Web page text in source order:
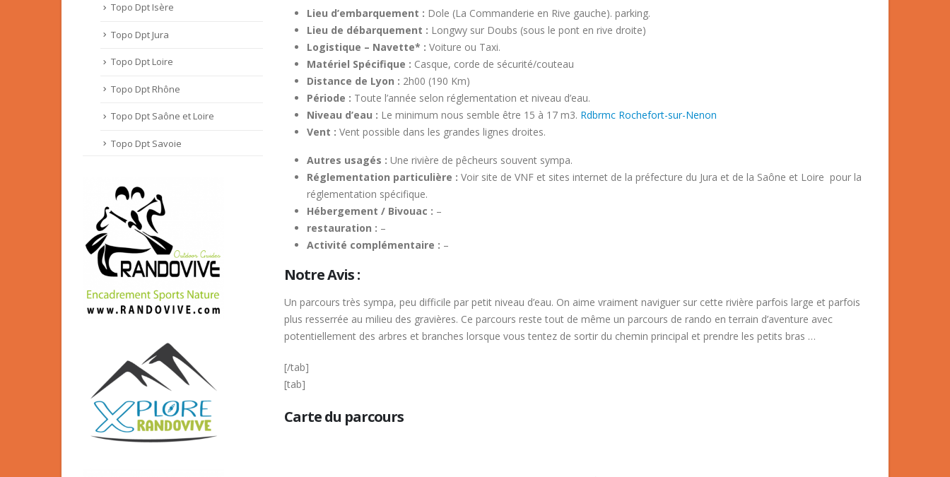
Lieu d’embarquement : Dole (La Commanderie en Rive gauche). parking.
Lieu de débarquement : Longwy sur Doubs (sous le pont en rive droite)
Logistique – Navette* : Voiture ou Taxi.
Matériel Spécifique : Casque, corde de sécurité/couteau
Distance de Lyon : 2h00 (190 Km)
Période : Toute l’année selon réglementation et niveau d’eau.
Niveau d’eau : Le minimum nous semble être 15 à 17 m3. Rdbrmc Rochefort-sur-Nenon
Vent : Vent possible dans les grandes lignes droites.
Autres usagés : Une rivière de pêcheurs souvent sympa.
Réglementation particulière : Voir site de VNF et sites internet de la préfecture du Jura et de la Saône et Loire pour la
réglementation spécifique.
Hébergement / Bivouac : –
restauration : –
Activité complémentaire : –
Notre Avis :
Un parcours très sympa, peu difficile par petit niveau d’eau. On aime vraiment naviguer sur cette rivière parfois large et parfois
plus resserrée au milieu des gravières. Ce parcours reste tout de même un parcours de rando en terrain d’aventure avec
potentiellement des arbres et branches lorsque vous tentez de sortir du chemin principal et prendre les petits bras …
[/tab]
[tab]
Carte du parcours
Topo Dpt Isère
Topo Dpt Jura
Topo Dpt Loire
Topo Dpt Rhône
Topo Dpt Saône et Loire
Topo Dpt Savoie